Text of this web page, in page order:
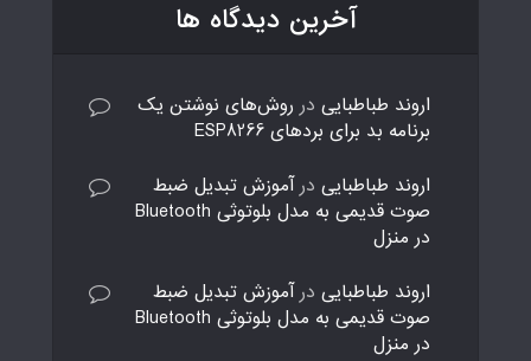
آخرین دیدگاه ها
اروند طباطبایی در روش‌های نوشتن یک
برنامه بد برای بردهای ESP8266
اروند طباطبایی درآموزش تبدیل ضبط
صوت قدیمی به مدل بلوتوثی Bluetooth
در منزل
اروند طباطبایی درآموزش تبدیل ضبط
صوت قدیمی به مدل بلوتوثی Bluetooth
در منزل